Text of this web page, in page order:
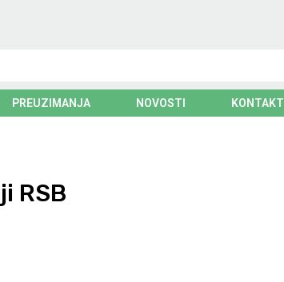
PREUZIMANJA NOVOSTI KONTAKT
RSB